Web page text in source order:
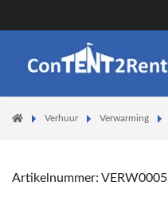
Verhuur Verwarming
Artikelnummer: VERW0005